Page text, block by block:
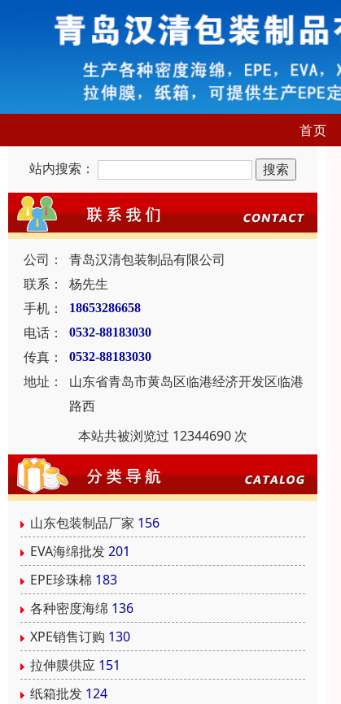
首页
站内搜索：
公司：
青岛汉清包装制品有限公司
联系：
杨先生
手机：
18653286658
电话： 0532-88183030
传真： 0532-88183030
地址：
山东省青岛市黄岛区临港经济开发区临港
路西
本站共被浏览过 12344690 次
山东包装制品厂家 156
EVA海绵批发201
EPE珍珠棉 183
各种密度海绵 136
XPE销售订购 130
拉伸膜供应 151
纸箱批发 124